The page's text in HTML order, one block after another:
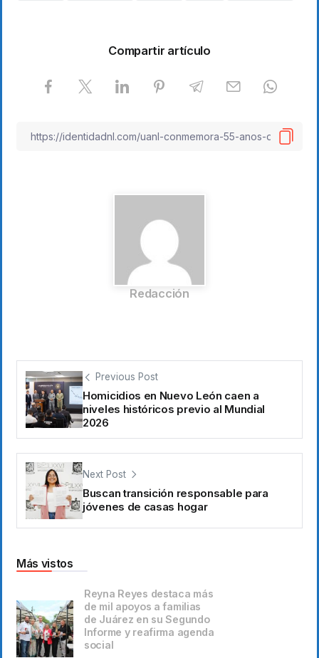
Compartir artículo
Redacción
Previous Post
Homicidios en Nuevo León caen a
niveles históricos previo al Mundial
2026
Next Post
Buscan transición responsable para
jóvenes de casas hogar
Más vistos
Reyna Reyes destaca más
de mil apoyos a familias
de Juárez en su Segundo
Informe y reafirma agenda
social